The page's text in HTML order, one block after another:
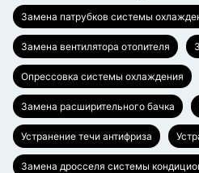
Замена патрубков системы
Замена вентилятора отопителя
Опрессовка системы охлаждения
Замена расширительного бачка
Устранение течи антифриза
Замена дросселя системы